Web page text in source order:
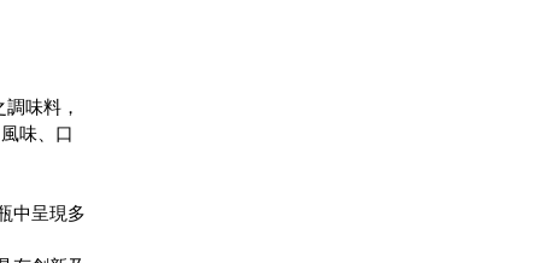
味料，
味、口
中呈現多